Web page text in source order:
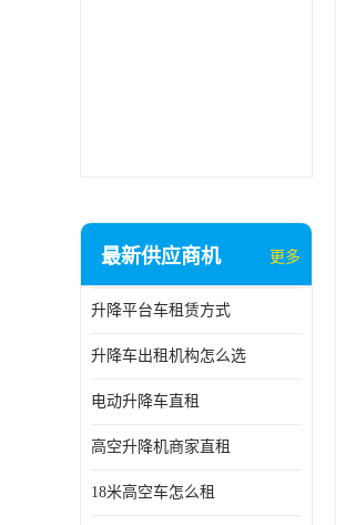
最新供应商机 更多
升降平台车租赁方式
升降车出租机构怎么选
电动升降车直租
高空升降机商家直租
18米高空车怎么租